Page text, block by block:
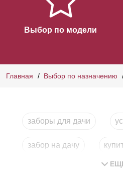
Выбор по модели
Главная Выбор по назначению
заборы для дачи
забор на дачу